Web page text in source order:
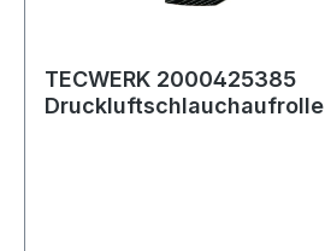
TECWERK 2000425385